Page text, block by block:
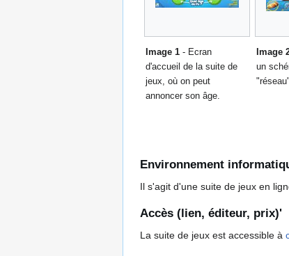
Image 1 - Ecran
d'accueil de la suite de
jeux, où on peut
annoncer son âge.
Image
un
"réseau"
Environnement
Il s'agit d'une suite de jeux en
Accès (lien, éditeur, prix)'
La suite de jeux est accessible à